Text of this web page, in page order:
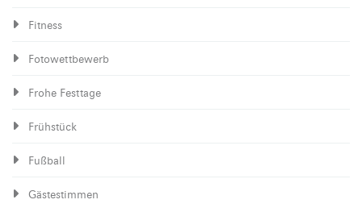
Fitness
Fotowettbewerb
Frohe Festtage
Frühstück
Fußball
Gästestimmen